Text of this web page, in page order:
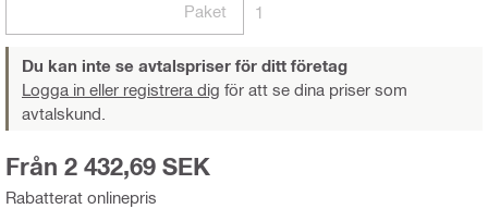
Paket 1
Du kan inte se avtalspriser för ditt företag
Logga in eller registrera dig för att se dina priser som
avtalskund.
Rabatterat onlinepris
Från 2 432,69 SEK